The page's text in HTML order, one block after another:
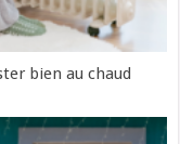
bien au chaud